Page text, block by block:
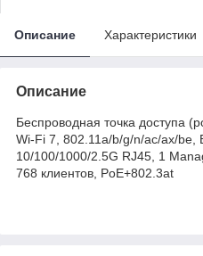
Описание Характеристики
Описание
Беспроводная точка доступа
Wi-Fi 7, 802.11a/b/g/n/ac/ax/be,
10/100/1000/2.5G RJ45, 1
768 клиентов, PoE+802.3at